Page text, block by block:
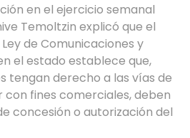
en el ejercicio semanal
Temoltzin explicó que el
de Comunicaciones y
el estado establece que,
tengan derecho a las vías de
con fines comerciales, deben
concesión o autorización del